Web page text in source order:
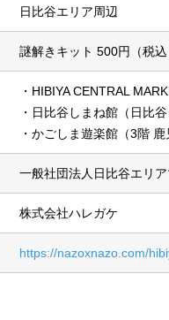
日比谷エリア周辺
謎解きキット 500円（税込
・HIBIYA CENTRAL
・日比谷しまね館（日比
・かごしま遊楽館（3階
一般社団法人日比谷エリ
株式会社ハレガケ
https://nazoxnazo.com/